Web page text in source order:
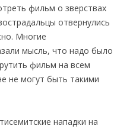
фильм о зверствах
отвернулись
Многие
мысль, что надо было
фильм на всем
не могут быть такими
нападки на